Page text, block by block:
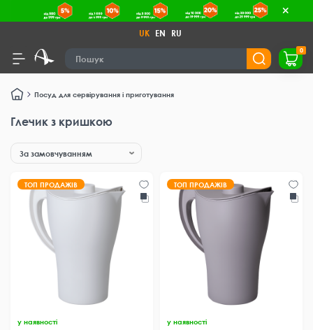
UK EN RU
0
Посуд для сервірування і приготування
Глечик з кришкою
ТОП ПРОДАЖІВ
у наявності
ТОП ПРОДАЖІВ
у наявності